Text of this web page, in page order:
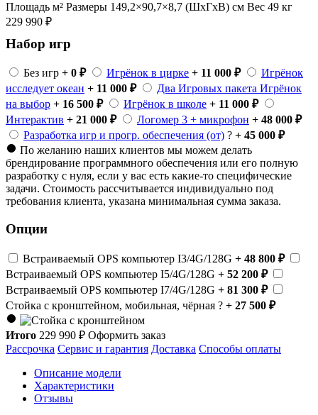
Площадь м² Размеры 149,2×90,7×8,7 (ШхГхВ) см Вес 49 кг
229 990 ₽
Набор игр
Без игр + 0 ₽ Игрёнок в цирке + 11 000 ₽
Игрёнок
исследует океан + 11 000 ₽
Два Игровых пакета Игрёнок
на выбор + 16 500 ₽ Игрёнок в школе + 11 000 ₽
Интерактив + 21 000 ₽ Логомер 3 + микрофон + 48 000 ₽
Разработка игр и прогр. обеспечения (от) ? + 45 000 ₽
По желанию наших клиентов мы можем делать
брендирование программного обеспечения или его полную
разработку с нуля, если у вас есть какие-то специфические
задачи. Стоимость рассчитывается индивидуально под
требования клиента, указана минимальная сумма заказа.
Опции
Встраиваемый OPS компьютер I3/4G/128G + 48 800 ₽
Встраиваемый OPS компьютер I5/4G/128G + 52 200 ₽
Встраиваемый OPS компьютер I7/4G/128G + 81 300 ₽
Стойка с кронштейном, мобильная, чёрная ? + 27 500 ₽
Итого 229 990 ₽ Оформить заказ
Рассрочка Сервис и гарантия Доставка Способы оплаты
Описание модели
Характеристики
Отзывы